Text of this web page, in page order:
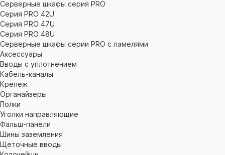
Серверные шкафы серия PRO
Серия PRO 42U
Серия PRO 47U
Серия PRO 48U
Серверные шкафы серии PRO с ламелями
Аксессуары
Вводы с уплотнением
Кабель-каналы
Крепеж
Органайзеры
Полки
Уголки направляющие
Фальш-панели
Шины заземления
Щеточные вводы